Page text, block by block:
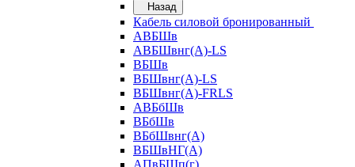
Назад
Кабель силовой бронированный
АВБШв
АВБШвнг(А)-LS
ВБШв
ВБШвнг(А)-LS
ВБШвнг(А)-FRLS
АВБбШв
ВБбШв
ВБбШвнг(А)
ВБШвНГ(А)
АПвБШп(г)